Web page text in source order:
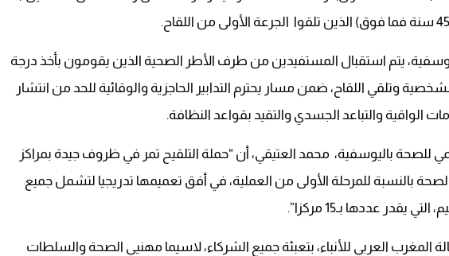
يتم استقبال المستفيدين من طرف الأطر الصحية الذين يقومون بأخذ درجة
وتلقي اللقاح، ضمن مسار يحترم التدابير الحاجزية والوقائية للحد من انتشار
للصحة باليوسفية، محمد العتيقي، أن “حملة التلقيح تمر في ظروف جيدة بمراكز
بالنسبة للمرحلة الأولى من العملية، في أفق تعميمها تدريجيا لتشمل جميع
يقدر عددها بـ15 مركزا”.
المغرب العربي للأنباء، بتعبئة جميع الشركاء، لاسيما مهنيي الصحة والسلطات